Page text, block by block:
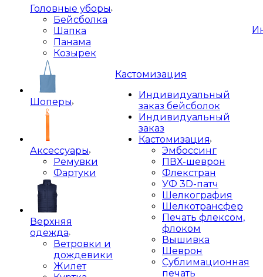
Головные уборы
Бейсболка
Шапка
Панама
Козырек
Шоперы
Аксессуары
Ремувки
Фартуки
Верхняя
одежда
Ветровки и
дождевики
Жилет
Кастомизация
Индивидуальный
заказ бейсболок
Индивидуальный
заказ
Кастомизация
Эмбоссинг
ПВХ-шеврон
Флекстран
УФ 3D-патч
Шелкография
Шелкотрансфер
Печать флексом,
флоком
Вышивка
Шеврон
Сублимационная
печать